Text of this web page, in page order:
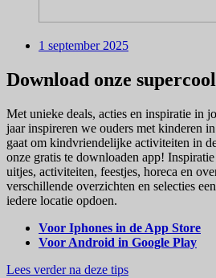
1 september 2025
Download onze
Met unieke deals, acties en inspiratie in
jaar inspireren we ouders met kinderen
gaat om kindvriendelijke activiteiten in
onze gratis te downloaden app!
uitjes, activiteiten, feestjes, horeca en
verschillende overzichten en selecties
iedere locatie opdoen.
Voor Iphones in de App Store
Voor Android in Google Play
Lees verder na deze tips